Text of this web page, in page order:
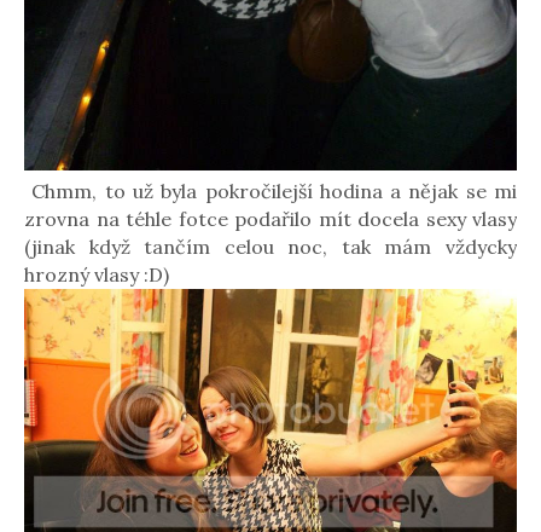
Chmm, to už byla pokročilejší hodina a nějak se mi
zrovna na téhle fotce podařilo mít docela sexy vlasy
(jinak když tančím celou noc, tak mám vždycky
hrozný vlasy :D)